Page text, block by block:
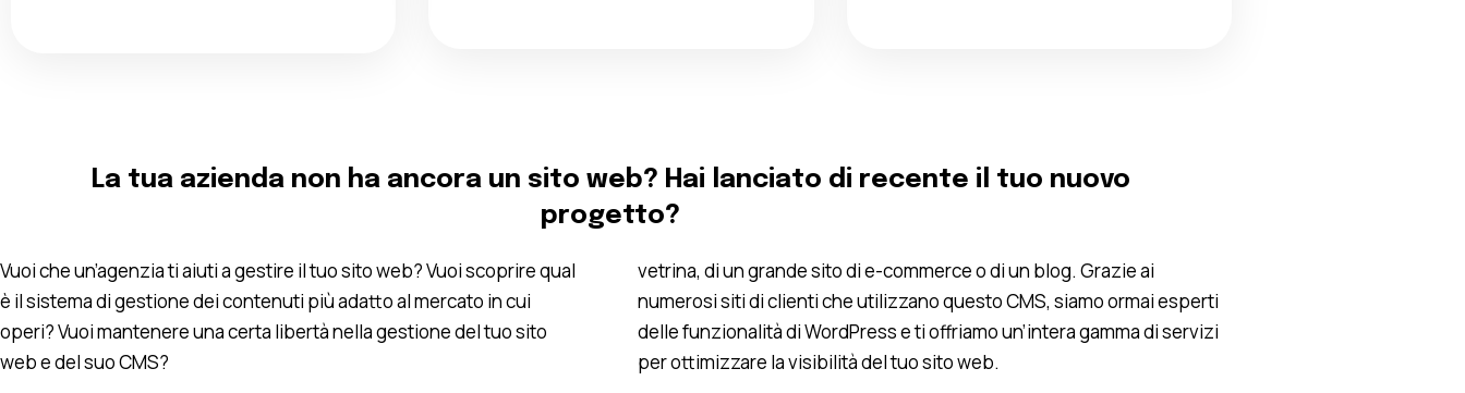
La tua azienda non ha ancora un sito web? Hai lanciato di recente il tuo nuovo
progetto?
Vuoi che un’agenzia ti aiuti a gestire il tuo sito web? Vuoi scoprire qual
è il sistema di gestione dei contenuti più adatto al mercato in cui
operi? Vuoi mantenere una certa libertà nella gestione del tuo sito
web e del suo CMS?
vetrina, di un grande sito di e-commerce o di un blog. Grazie ai
numerosi siti di clienti che utilizzano questo CMS, siamo ormai esperti
delle funzionalità di WordPress e ti offriamo un’intera gamma di servizi
per ottimizzare la visibilità del tuo sito web.